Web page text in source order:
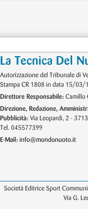
La Tecnica Del
Autorizzazione del Tribunale di
Stampa CR 1808 in data 15/03/
Direttore Responsabile: Camillo
Direzione, Redazione,
Pubblicità: Via Leopardi, 2 -
Tel. 045577399
E-Mail: info@mondonuoto.it
Società Editrice Sport
Via G.